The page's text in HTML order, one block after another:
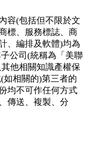
容(包括但不限於文
標、服務標誌、商
、編排及軟體)均為
公司(統稱為「美聯
他相關知識產權保
如相關的)第三者的
均不可作任何方式
傳送、複製、分